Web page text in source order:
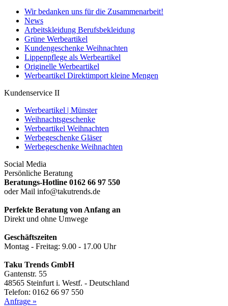
Wir bedanken uns für die Zusammenarbeit!
News
Arbeitskleidung Berufsbekleidung
Grüne Werbeartikel
Kundengeschenke Weihnachten
Lippenpflege als Werbeartikel
Originelle Werbeartikel
Werbeartikel Direktimport kleine Mengen
Kundenservice II
Werbeartikel | Münster
Weihnachtsgeschenke
Werbeartikel Weihnachten
Werbegeschenke Gläser
Werbegeschenke Weihnachten
Social Media
Persönliche Beratung
Beratungs-Hotline 0162 66 97 550
oder Mail info@takutrends.de
Perfekte Beratung von Anfang an
Direkt und ohne Umwege
Geschäftszeiten
Montag - Freitag: 9.00 - 17.00 Uhr
Taku Trends GmbH
Gantenstr. 55
48565 Steinfurt i. Westf. - Deutschland
Telefon: 0162 66 97 550
Anfrage »